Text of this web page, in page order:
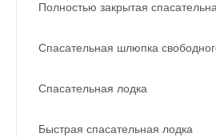
Полностью закрытая
Спасательная шлюпка
Спасательная лодка
Быстрая спасательная лодка